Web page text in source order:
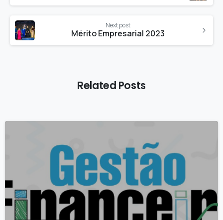
Next post
Mérito Empresarial 2023
Related Posts